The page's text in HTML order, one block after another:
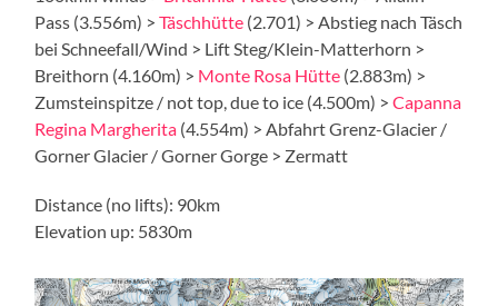
Pass (3.556m) >Täschhütte (2.701) > Abstieg nach Täsch
bei Schneefall/Wind > Lift Steg/Klein-Matterhorn >
Breithorn (4.160m) > Monte Rosa Hütte (2.883m) >
Zumsteinspitze / not top, due to ice (4.500m) >Capanna
Regina Margherita (4.554m) > Abfahrt Grenz-Glacier /
Gorner Glacier / Gorner Gorge > Zermatt
Distance (no lifts): 90km
Elevation up: 5830m